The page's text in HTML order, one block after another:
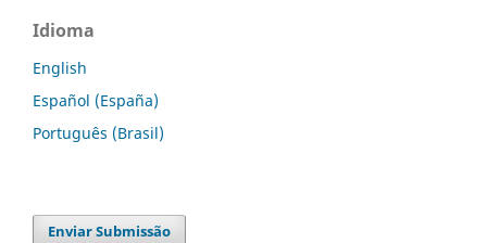
Idioma
English
Español (España)
Português (Brasil)
Enviar Submissão